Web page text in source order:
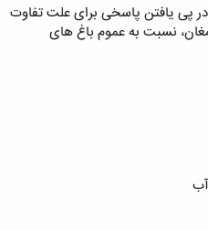
در پی یافتن پاسخی برای علت تفاوت
نسبت به عموم باغ های